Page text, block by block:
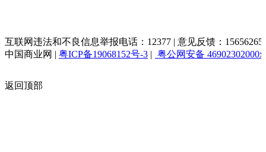
互联网违法和不良信息举报电话：12377 | 意见反馈：
中国商业网 | 粤ICP备19068152号-3 | 粤公网安备
返回顶部